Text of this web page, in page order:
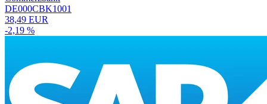
DE000CBK1001
38,49 EUR
-2,19 %